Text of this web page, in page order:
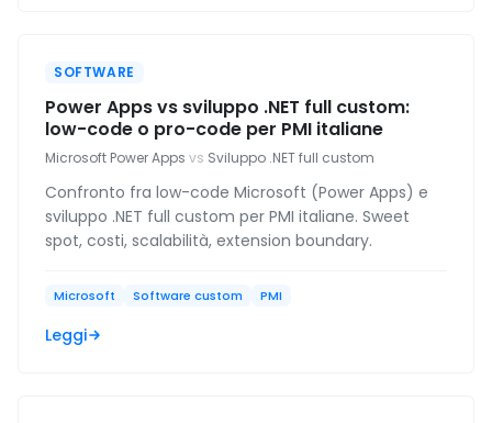
SOFTWARE
Power Apps vs sviluppo .NET full custom:
low-code o pro-code per PMI italiane
Microsoft Power Apps vs Sviluppo .NET full custom
Confronto fra low-code Microsoft (Power Apps) e
sviluppo .NET full custom per PMI italiane. Sweet
spot, costi, scalabilità, extension boundary.
Microsoft Software custom PMI
Leggi